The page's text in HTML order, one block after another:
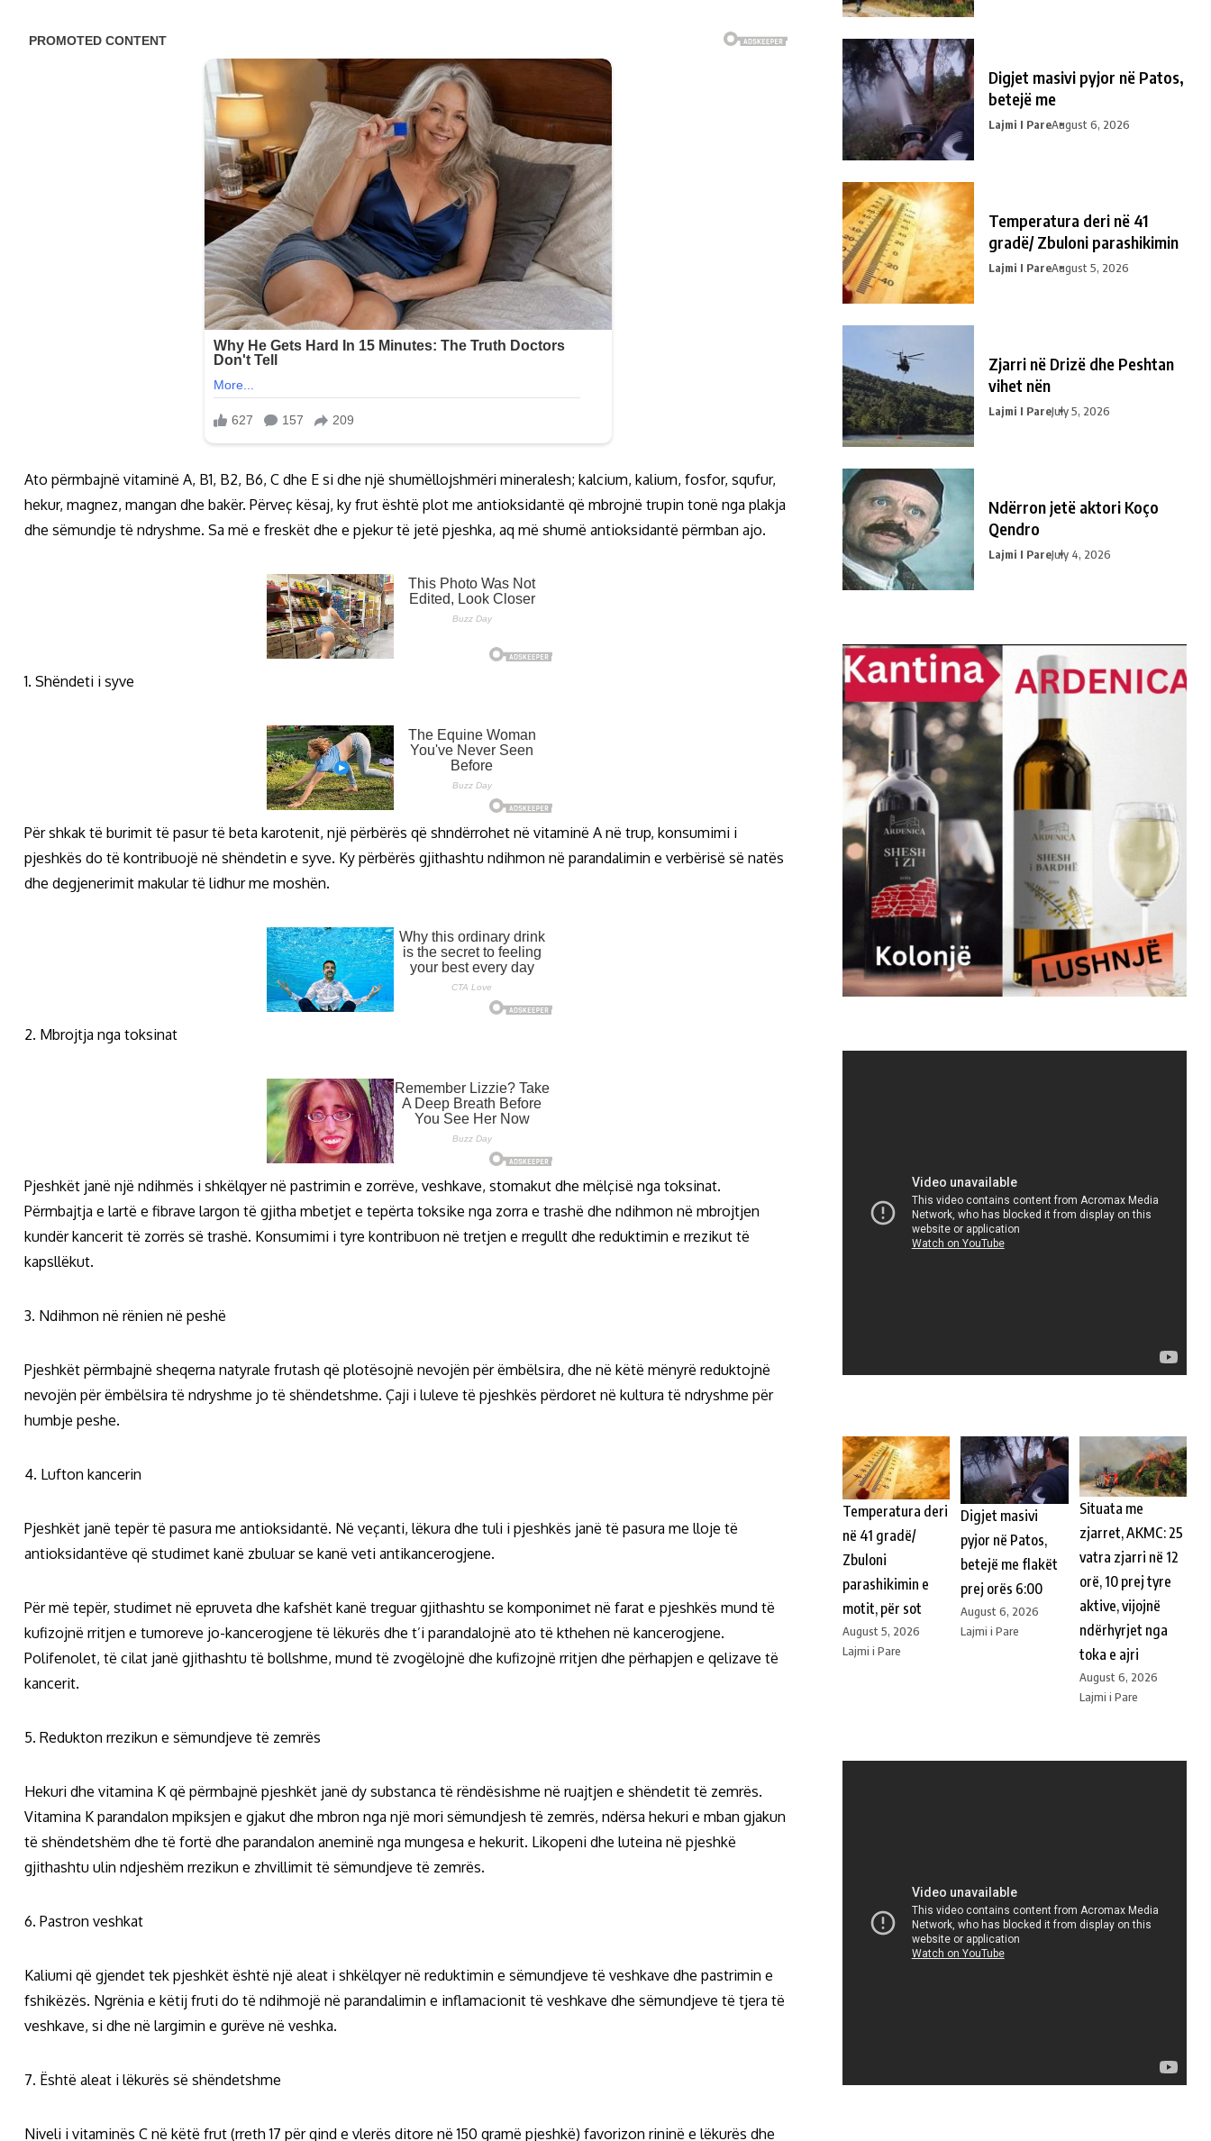
Ato përmbajnë vitaminë A, B1, B2, B6, C dhe E si dhe një shumëllojshmëri mineralesh; kalcium, kalium, fosfor, squfur,
hekur, magnez, mangan dhe bakër. Përveç kësaj, ky frut është plot me antioksidantë që mbrojnë trupin tonë nga plakja
dhe sëmundje të ndryshme. Sa më e freskët dhe e pjekur të jetë pjeshka, aq më shumë antioksidantë përmban ajo.
1. Shëndeti i syve
Për shkak të burimit të pasur të beta karotenit, një përbërës që shndërrohet në vitaminë A në trup, konsumimi i
pjeshkës do të kontribuojë në shëndetin e syve. Ky përbërës gjithashtu ndihmon në parandalimin e verbërisë së natës
dhe degjenerimit makular të lidhur me moshën.
2. Mbrojtja nga toksinat
Pjeshkët janë një ndihmës i shkëlqyer në pastrimin e zorrëve, veshkave, stomakut dhe mëlçisë nga toksinat.
Përmbajtja e lartë e fibrave largon të gjitha mbetjet e tepërta toksike nga zorra e trashë dhe ndihmon në mbrojtjen
kundër kancerit të zorrës së trashë. Konsumimi i tyre kontribuon në tretjen e rregullt dhe reduktimin e rrezikut të
kapsllëkut.
3. Ndihmon në rënien në peshë
Pjeshkët përmbajnë sheqerna natyrale frutash që plotësojnë nevojën për ëmbëlsira, dhe në këtë mënyrë reduktojnë
nevojën për ëmbëlsira të ndryshme jo të shëndetshme. Çaji i luleve të pjeshkës përdoret në kultura të ndryshme për
humbje peshe.
4. Lufton kancerin
Pjeshkët janë tepër të pasura me antioksidantë. Në veçanti, lëkura dhe tuli i pjeshkës janë të pasura me lloje të
antioksidantëve që studimet kanë zbuluar se kanë veti antikancerogjene.
Për më tepër, studimet në epruveta dhe kafshët kanë treguar gjithashtu se komponimet në farat e pjeshkës mund të
kufizojnë rritjen e tumoreve jo-kancerogjene të lëkurës dhe t’i parandalojnë ato të kthehen në kancerogjene.
Polifenolet, të cilat janë gjithashtu të bollshme, mund të zvogëlojnë dhe kufizojnë rritjen dhe përhapjen e qelizave të
kancerit.
5. Redukton rrezikun e sëmundjeve të zemrës
Hekuri dhe vitamina K që përmbajnë pjeshkët janë dy substanca të rëndësishme në ruajtjen e shëndetit të zemrës.
Vitamina K parandalon mpiksjen e gjakut dhe mbron nga një mori sëmundjesh të zemrës, ndërsa hekuri e mban gjakun
të shëndetshëm dhe të fortë dhe parandalon aneminë nga mungesa e hekurit. Likopeni dhe luteina në pjeshkë
gjithashtu ulin ndjeshëm rrezikun e zhvillimit të sëmundjeve të zemrës.
6. Pastron veshkat
Kaliumi që gjendet tek pjeshkët është një aleat i shkëlqyer në reduktimin e sëmundjeve të veshkave dhe pastrimin e
fshikëzës. Ngrënia e këtij fruti do të ndihmojë në parandalimin e inflamacionit të veshkave dhe sëmundjeve të tjera të
veshkave, si dhe në largimin e gurëve në veshka.
7. Është aleat i lëkurës së shëndetshme
Niveli i vitaminës C në këtë frut (rreth 17 për qind e vlerës ditore në 150 gramë pjeshkë) favorizon rininë e lëkurës dhe
Digjet masivi pyjor në Patos,
betejë me
Lajmi I PareAugust 6, 2026
Temperatura deri në 41
gradë/ Zbuloni parashikimin
Lajmi I PareAugust 5, 2026
Zjarri në Drizë dhe Peshtan
vihet nën
Lajmi I PareJuly 5, 2026
Ndërron jetë aktori Koço
Qendro
Lajmi I PareJuly 4, 2026
Temperatura deri
në 41 gradë/
Zbuloni
parashikimin e
motit, për sot
August 5, 2026
Lajmi i Pare
Digjet masivi
pyjor në Patos,
betejë me flakët
prej orës 6:00
August 6, 2026
Lajmi i Pare
Situata me
zjarret, AKMC: 25
vatra zjarri në 12
orë, 10 prej tyre
aktive, vijojnë
ndërhyrjet nga
toka e ajri
August 6, 2026
Lajmi i Pare